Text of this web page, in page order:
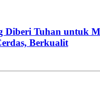
Tuhan untuk
Berkualit